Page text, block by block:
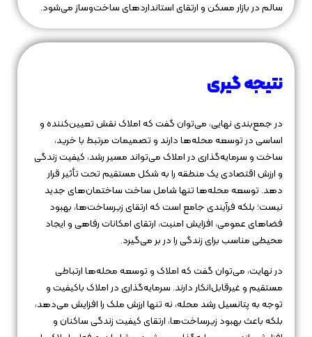
سالم در بازار مسکن و ارتقای استانداردهای ساخت‌وساز می‌شود.
نتیجه‌ گیری
در جمع‌بندی نهایی، می‌توان گفت که املاک نقش تعیین‌کننده و
اساسی در توسعه محله‌ها دارند و تصمیمات مرتبط با خرید،
ساخت و سرمایه‌گذاری در املاک می‌تواند مسیر رشد، کیفیت زندگی
و ارزش اقتصادی یک منطقه را به شکل مستقیم تحت تأثیر قرار
دهد. توسعه محله‌ها تنها شامل ساخت ساختمان‌های جدید
نیست؛ بلکه فرآیندی جامع است که ارتقای زیرساخت‌ها، بهبود
فضاهای عمومی، افزایش امنیت، ارتقای امکانات رفاهی و ایجاد
محیطی مناسب برای زندگی را در بر می‌گیرد.
در نهایت، می‌توان گفت که املاک و توسعه محله‌ها ارتباطی
مستقیم و غیرقابل‌انکار دارند. سرمایه‌گذاری در املاک باکیفیت و
توجه به پتانسیل رشد محله، نه تنها ارزش ملک را افزایش می‌دهد،
بلکه باعث بهبود زیرساخت‌ها، ارتقای کیفیت زندگی ساکنان و